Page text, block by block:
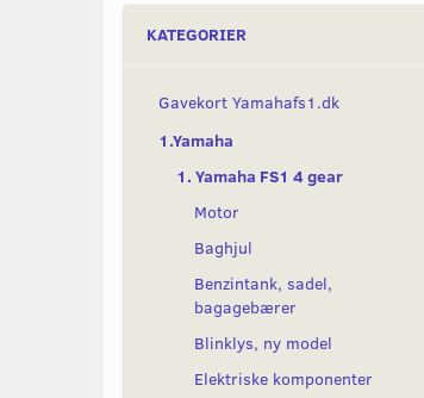
KATEGORIER
Gavekort Yamahafs1.dk
1.Yamaha
1. Yamaha FS1 4 gear
Motor
Baghjul
Benzintank, sadel,
bagagebærer
Blinklys, ny model
Elektriske komponenter